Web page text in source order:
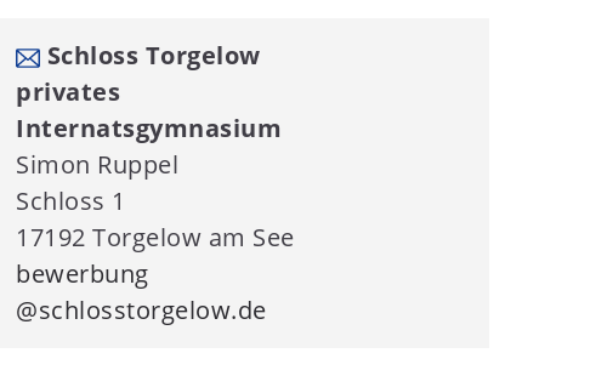
Schloss Torgelow
privates
Internatsgymnasium
Simon Ruppel
Schloss 1
17192 Torgelow am See
bewerbung
@schlosstorgelow.de